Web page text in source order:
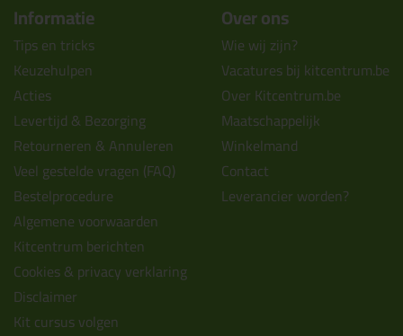
Informatie
Tips en tricks
Keuzehulpen
Acties
Levertijd & Bezorging
Retourneren & Annuleren
Veel gestelde vragen (FAQ)
Bestelprocedure
Algemene voorwaarden
Kitcentrum berichten
Cookies & privacy verklaring
Disclaimer
Kit cursus volgen
Over ons
Wie wij zijn?
Vacatures bij kitcentrum.be
Over Kitcentrum.be
Maatschappelijk
Winkelmand
Contact
Leverancier worden?